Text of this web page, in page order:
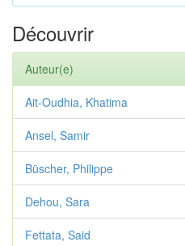
Découvrir
Auteur(e)
Ait-Oudhia, Khatima
Ansel, Samir
Büscher, Philippe
Dehou, Sara
Fettata, Said